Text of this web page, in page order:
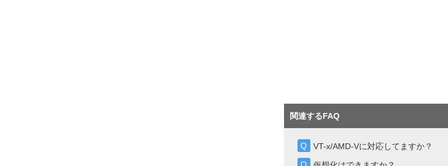
関連するFAQ
VT-x/AMD-Vに対応してますか？